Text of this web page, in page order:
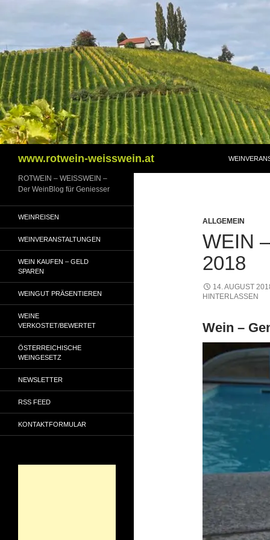
www.rotwein-weisswein.at
ALLGEMEIN
WEIN
2018
14. AUGUST
HINTERLASSEN
Wein –
ROTWEIN – WEISSWEIN –
Der WeinBlog für Geniesser
WEINREISEN
WEINVERANSTALTUNGEN
WEIN KAUFEN – GELD
SPAREN
WEINGUT PRÄSENTIEREN
WEINE
VERKOSTET/BEWERTET
ÖSTERREICHISCHE
WEINGESETZ
NEWSLETTER
RSS FEED
KONTAKTFORMULAR